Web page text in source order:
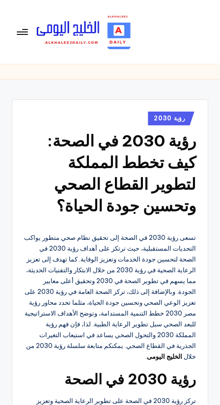
خ
يو
م
ى
متابعة
,
الرياضية
والسياسية
نُشر
في
رؤية 2030
رؤية 2030 في الصحة:
كيف تخطط المملكة
لتطوير القطاع الصحي
وتحسين جودة الحياة؟
تسعى رؤية 2030 في الصحة إلى تحقيق نظام صحي متطور يواكب
التحديات المستقبلية، حيث ترتكز على أهداف رؤية 2030 في
الصحة لتحسين جودة الخدمات وتعزيز الوقاية. كما تهدف إلى تعزيز
الرعاية الصحية في رؤية 2030 من خلال الابتكار والتقنيات الحديثة،
مما يسهم في تطوير الصحة في 2030 وتحقيق أعلى معايير
الجودة. وبالإضافة إلى ذلك، تركز الصحة العامة في رؤية 2030 على
تعزيز الوعي الصحي وتحسين جودة الحياة، مثلما تحدد محاور رؤية
مصر 2030 خطط التنمية المستدامة، وتوضح الأهداف الاستراتيجية
للبعد الصحي سبل تطوير الرعاية الطبية. لذا، فإن فهم رؤية
المملكة 2030 والتحول الصحي يساعد في استيعاب التغيرات
الجذرية في القطاع الصحي. يمكنكم متابعة سلسلة رؤية 2030 من
خلال الخليج اليومى
رؤية 2030 في الصحة
تركز رؤية 2030 في الصحة على تطوير الرعاية الصحية وتعزيز